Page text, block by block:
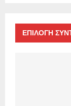
ΕΠΙΛΟΓΗ